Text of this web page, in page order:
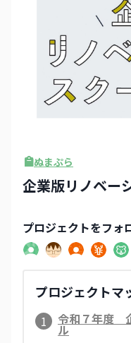
ぬまぷら
企業版リノベー
プロジェクトをフォ
プロジェクトマ
1 令和７年度
ル